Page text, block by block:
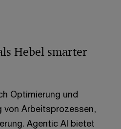
Hebel smarter
Optimierung und
von Arbeitsprozessen,
Agentic AI bietet